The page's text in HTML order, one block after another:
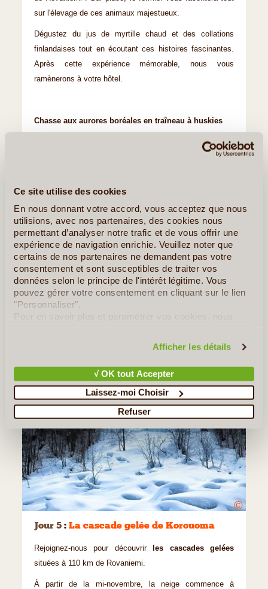
Ce site utilise des cookies
En nous donnant votre accord, vous acceptez que nous
utilisions, avec nos partenaires, des cookies nous
permettant d’analyser notre trafic et de vous offrir une
expérience de navigation enrichie. Veuillez noter que
certains de nos partenaires ne demandent pas votre
consentement et sont susceptibles de traiter vos
données selon le principe de l'intérêt légitime. Vous
pouvez gérer votre consentement en cliquant sur le lien
"Personnaliser".
Pour en savoir plus et paramétrer vos cookies, nous
Afficher les détails
√ OK tout Accepter
Laissez-moi Choisir
Refuser
sur l'élevage de ces animaux majestueux.
Dégustez du jus de myrtille chaud et des collations
finlandaises tout en écoutant ces histoires fascinantes.
Après cette expérience mémorable, nous vous
ramènerons à votre hôtel.
Chasse aux aurores boréales en traîneau à huskies
Venez vivre cette expérience unique lors d'une nuit autour
nature finlandaise enneigée à bord de votre traineau tiré
par un attelage de huskies ! Après cette folle balade,
vous aurez l'occasion de découvrir les collations
traditionnelles de la région autour d'un feu de camp.
©
Jour 5 : La cascade gelée de Korouoma
Rejoignez-nous pour découvrir
les cascades gelées
situées à 110 km de Rovaniemi.
À partir de la mi-novembre, la neige commence à